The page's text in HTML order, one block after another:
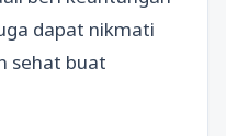
dapat nikmati
sehat buat